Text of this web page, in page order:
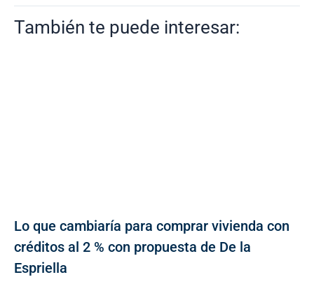
También te puede interesar:
Lo que cambiaría para comprar vivienda con
créditos al 2 % con propuesta de De la
Espriella